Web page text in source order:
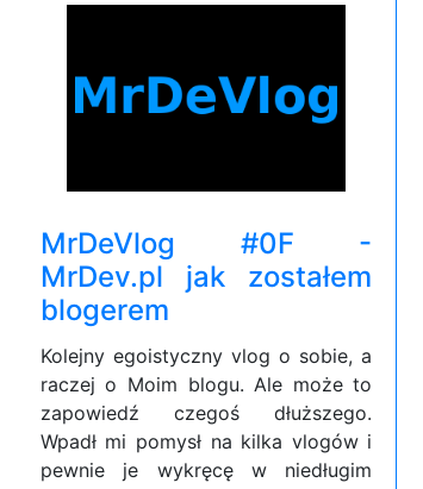
MrDeVlog #0F -
MrDev.pl jak zostałem
blogerem
Kolejny egoistyczny vlog o sobie, a
raczej o Moim blogu. Ale może to
zapowiedź czegoś dłuższego.
Wpadł mi pomysł na kilka vlogów i
pewnie je wykręcę w niedługim